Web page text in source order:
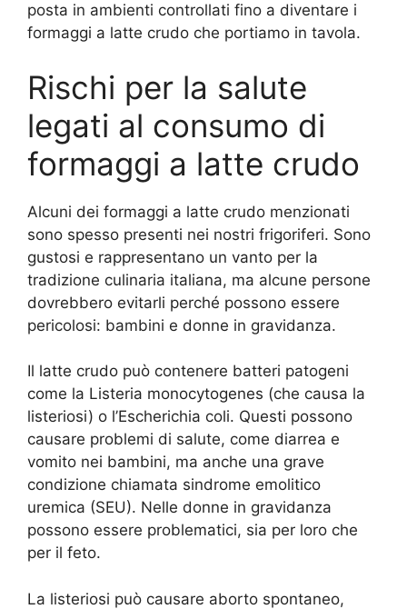
posta in ambienti controllati fino a diventare i
formaggi a latte crudo che portiamo in tavola.
Rischi per la salute
legati al consumo di
formaggi a latte crudo
Alcuni dei formaggi a latte crudo menzionati
sono spesso presenti nei nostri frigoriferi. Sono
gustosi e rappresentano un vanto per la
tradizione culinaria italiana, ma alcune persone
dovrebbero evitarli perché possono essere
pericolosi: bambini e donne in gravidanza.
Il latte crudo può contenere batteri patogeni
come la Listeria monocytogenes (che causa la
listeriosi) o l’Escherichia coli. Questi possono
causare problemi di salute, come diarrea e
vomito nei bambini, ma anche una grave
condizione chiamata sindrome emolitico
uremica (SEU). Nelle donne in gravidanza
possono essere problematici, sia per loro che
per il feto.
La listeriosi può causare aborto spontaneo,